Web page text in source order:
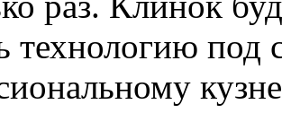
технологию под